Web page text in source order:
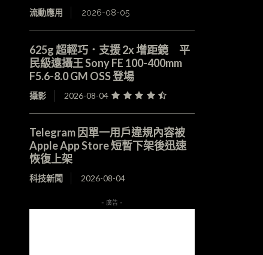
流動應用 2026-08-05
625g 超輕巧．支援 2x 增距鏡 平
民級遠攝王 Sony FE 100-400mm
F5.6-8.0 GM OSS 登場
攝影 2026-08-04
Telegram 因單一用戶違規內容被
Apple App Store 短暫下架後迅速
恢復上架
科技新聞 2026-08-04
- 廣告 -